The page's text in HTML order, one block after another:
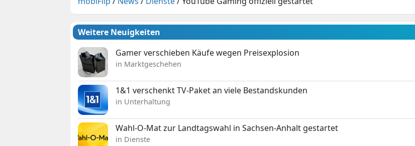
Weitere Neuigkeiten
Gamer verschieben Käufe wegen Preisexplosion
in Marktgeschehen
1&1 verschenkt TV-Paket an viele Bestandskunden
in Unterhaltung
Wahl-O-Mat zur Landtagswahl in Sachsen-Anhalt gestartet
in Dienste